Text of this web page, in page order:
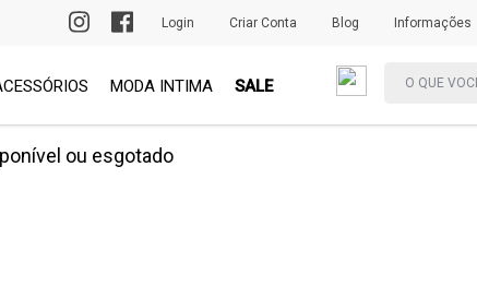
PRIMEIRA TROCA GRÁTIS Informações
Blog
Criar Conta
Login
MODA INTIMA SALE
ou esgotado